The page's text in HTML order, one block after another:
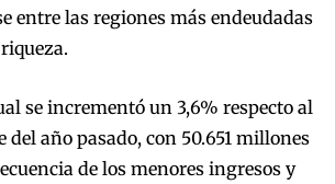
entre las regiones más endeudadas
se incrementó un 3,6% respecto al
año pasado, con 50.651 millones
de los menores ingresos y